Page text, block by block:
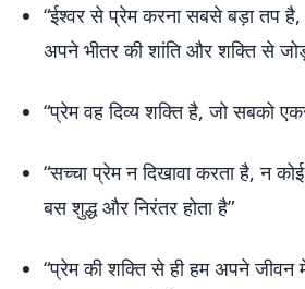
“ईश्वर से प्रेम करना सबसे बड़ा तप है,
अपने भीतर की शांति और शक्ति से
“प्रेम वह दिव्य शक्ति है, जो सबको
“सच्चा प्रेम न दिखावा करता है, न
बस शुद्ध और निरंतर होता है”
“प्रेम की शक्ति से ही हम अपने जीवन